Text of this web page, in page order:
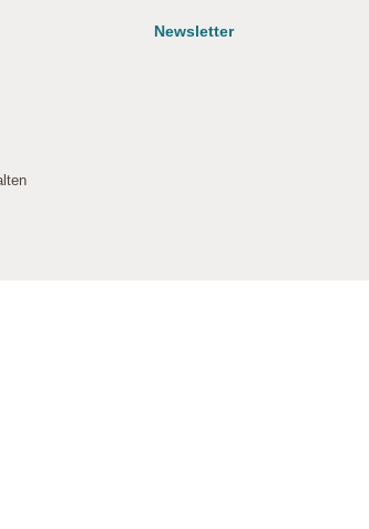
Newsletter
keine personenbezogenen Daten.